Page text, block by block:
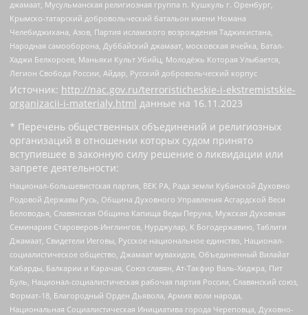
джамаат, Мусульманская религиозная группа п. Кушкуль г. Оренбург,
Крымско-татарский добровольческий батальон имени Номана
Челебиджихана, Азов, Партия исламского возрождения Таджикистана,
Народная самооборона, Дуббайский джамаат, московская ячейка, Батал-
Хаджи Белхороев, Маньяки Культ Убийц, Молодёжь Которая Улыбается,
Легион Свобода России, Айдар, Русский добровольческий корпус
Источник: http://nac.gov.ru/terroristicheskie-i-ekstremistskie-
organizacii-i-materialy.html данные на 16.11.2023
* Перечень общественных объединений и религиозных
организаций в отношении которых судом принято
вступившее в законную силу решение о ликвидации или
запрете деятельности:
Национал-большевистская партия, ВЕК РА, Рада земли Кубанской Духовно
Родовой Державы Русь, Община Духовного Управления Асгардской Веси
Беловодья, Славянская Община Капища Веды Перуна, Мужская Духовная
Семинария Староверов-Инглингов, Нурджулар, К Богодержавию, Таблиги
Джамаат, Свидетели Иеговы, Русское национальное единство, Национал-
социалистическое общество, Джамаат мувахидов, Объединенный Вилайат
Кабарды, Балкарии и Карачая, Союз славян, Ат-Такфир Валь-Хиджра, Пит
Буль, Национал-социалистическая рабочая партия России, Славянский союз,
Формат-18, Благородный Орден Дьявола, Армия воли народа,
Национальная Социалистическая Инициатива города Череповца, Духовно-